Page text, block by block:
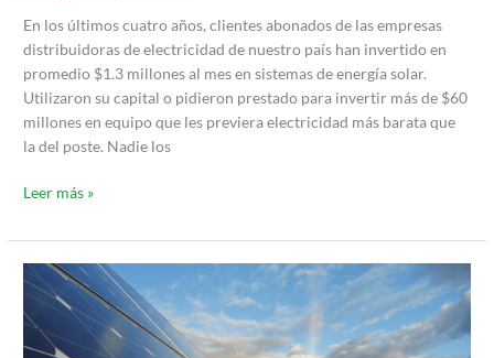
En los últimos cuatro años, clientes abonados de las empresas
distribuidoras de electricidad de nuestro país han invertido en
promedio $1.3 millones al mes en sistemas de energía solar.
Utilizaron su capital o pidieron prestado para invertir más de $60
millones en equipo que les previera electricidad más barata que
la del poste. Nadie los
Leer más »
Cuando
La
Sostenibilidad
No